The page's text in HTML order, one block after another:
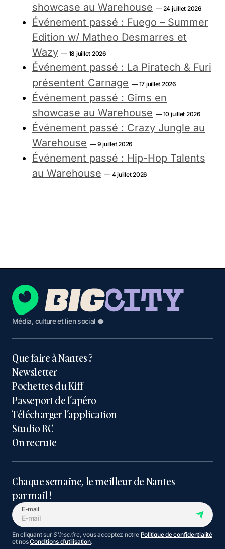
showcase au Warehouse — 24 juillet 2026
Événement passé : Fuego – Summer
Edition w/ Matheo Desmarres et
Wazy — 18 juillet 2026
Événement passé : La Piratech & Furi
présentent Carnage — 17 juillet 2026
Événement passé : Gims en
showcase au Warehouse — 10 juillet 2026
Événement passé : Crazy Jungle au
Warehouse — 9 juillet 2026
Événement passé : Hip-Hop Talents
au Warehouse — 4 juillet 2026
Média, culture et lien social 🥥
Que faire à Nantes ?
Newsletter
Pochettes du Kiff
Passeport de l’apéro
Télécharger l’application
Studio BC
On recrute
Chaque semaine, le meilleur de Nantes
par mail !
E-mail
En cliquant surS'inscrire, vous acceptez notre Politique de confidentialité
et nosConditions d’utilisation.